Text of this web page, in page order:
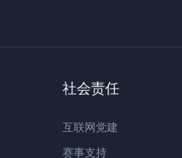
社会责任
互联网党建
赛事支持